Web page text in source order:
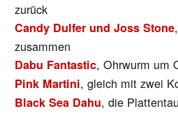
zurück
Candy Dulfer und Joss Stone
zusammen
Dabu Fantastic, Ohrwurm um
Pink Martini, gleich mit zwei
Black Sea Dahu, die